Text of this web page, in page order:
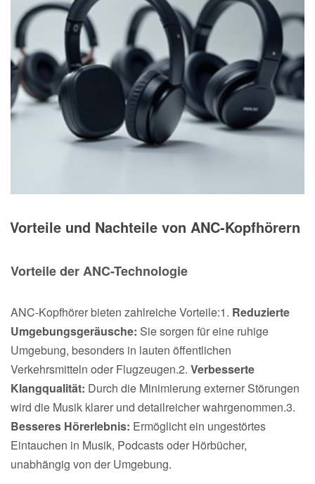
Vorteile und Nachteile von ANC-Kopfhörern
Vorteile der ANC-Technologie
ANC-Kopfhörer bieten zahlreiche Vorteile:1. Reduzierte
Umgebungsgeräusche: Sie sorgen für eine ruhige
Umgebung, besonders in lauten öffentlichen
Verkehrsmitteln oder Flugzeugen.2. Verbesserte
Klangqualität: Durch die Minimierung externer Störungen
wird die Musik klarer und detailreicher wahrgenommen.3.
Besseres Hörerlebnis: Ermöglicht ein ungestörtes
Eintauchen in Musik, Podcasts oder Hörbücher,
unabhängig von der Umgebung.